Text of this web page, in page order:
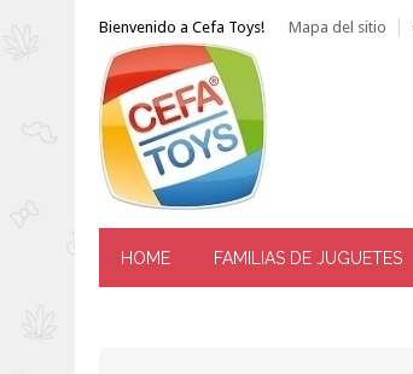
Bienvenido a Cefa Toys! Mapa del sitio
HOME FAMILIAS DE JUGUETES